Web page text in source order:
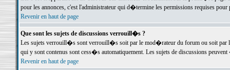
pour les annonces, c'est l'administrateur qui d�termine les permissions requises pour
Revenir en haut de page
Que sont les sujets de discussions verrouill�s ?
Les sujets verrouill�s sont verrouill�s soit par le mod�rateur du forum ou soit par
qui y sont contenus sont cess�s automatiquement. Les sujets de discussions
Revenir en haut de page